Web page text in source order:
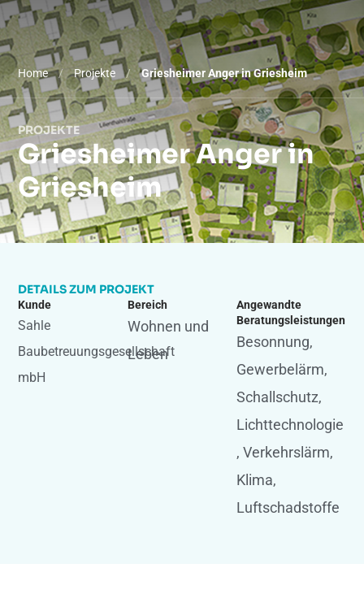
Home / Projekte / Griesheimer Anger in Griesheim
PROJEKTE
Griesheimer Anger in
Griesheim
DETAILS ZUM PROJEKT
Kunde
Sahle
Baubetreuungsgesellschaft
mbH
Bereich
Wohnen und
Leben
Angewandte
Beratungsleistungen
Besonnung,
Gewerbelärm,
Schallschutz,
Lichttechnologie
,Verkehrslärm,
Klima,
Luftschadstoffe